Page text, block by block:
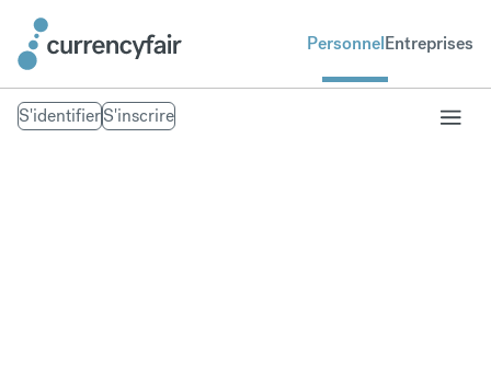
PersonnelEntreprises
S'identifierS'inscrire